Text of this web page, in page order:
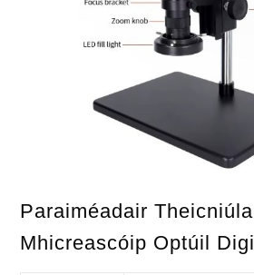
Paraiméadair Theicniúla
Mhicreascóip Optúil